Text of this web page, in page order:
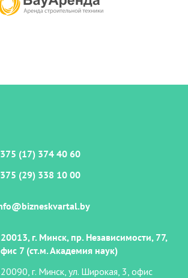
(17) 374 40 60
(29) 338 10 00
г. Минск, пр. Независимости, 77,
7 (ст.м. Академия наук)
г. Минск, ул. Широкая, 3, офис